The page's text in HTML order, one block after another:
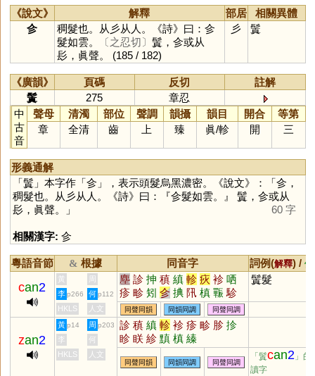
《說文》 解釋 部居
相關異體
㐱
稠髮也。从彡从人。《詩》曰：㐱
髮如雲。
〔之忍切〕 鬒，㐱或从
髟，眞聲。 (185 / 182)
彡 鬒
《廣韻》 頁碼 反切
註解
鬒
275
章忍
中
古
音
聲母 清濁 部位 聲調 韻攝 韻目 開合
等第
章
全清 齒 上 臻 眞/軫 開 三
形義通解
「鬒 」本字作「㐱 」，表示頭髮烏黑濃密。《說文》：「㐱，
稠髮也。从彡从人。《詩》曰：『㐱髮如雲。』 鬒，㐱或从
髟，眞聲。」
60 字
相關漢字: 㐱
粵語音節 & 根據 同音字 詞例(解釋) /
can2
黃 周 塵 診 抻 稹 縝 軫 疢 袗 哂
疹 畛 矧 㐱 捵 阠 槙 辴 駗
抮 驏 眕 黰 紾
鬒髮
李 p266 何 p112
HKLS 人文 同聲同韻 同韻同調 同聲同調
zan2
黃 p14 周 p203 診 稹 縝 軫 袗 疹 畛 胗 抮
眕 眹 紾 黰 槙 縥
李
何
HKLS
人文
同聲同韻 同韻同調 同聲同調
「鬒can2 」的
讀字